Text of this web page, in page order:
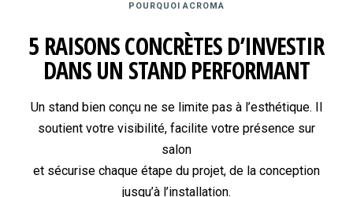
POURQUOI ACROMA
5 RAISONS CONCRÈTES D’INVESTIR
DANS UN STAND PERFORMANT
Un stand bien conçu ne se limite pas à l’esthétique. Il
soutient votre visibilité, facilite votre présence sur
salon
et sécurise chaque étape du projet, de la conception
jusqu’à l’installation.